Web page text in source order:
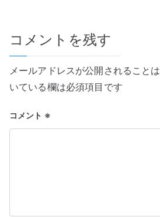
ー
シ
ョ
ン
コメントを残す
メールアドレスが公開されることは
いている欄は必須項目です
コメント ※